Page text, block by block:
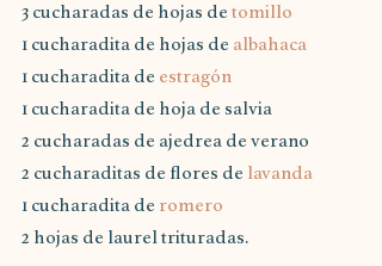
3 cucharadas de hojas de tomillo
1 cucharadita de hojas de albahaca
1 cucharadita de estragón
1 cucharadita de hoja de salvia
2 cucharadas de ajedrea de verano
2 cucharaditas de flores de lavanda
1 cucharadita de romero
2 hojas de laurel trituradas.